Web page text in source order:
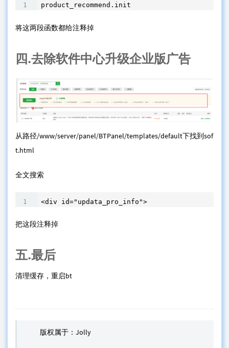
product_recommend.init
将这两段函数都给注释掉
四.去除软件中心升级企业版广告
从路径/www/server/panel/BTPanel/templates/default下找到sof
t.html
全文搜索
<div id="updata_pro_info">
把这段注释掉
五.最后
清理缓存，重启bt
版权属于：Jolly